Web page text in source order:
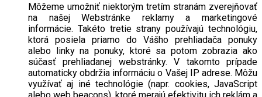
Môžeme umožniť niektorým tretím stranám zverejňovať
na našej Webstránke reklamy a marketingové
informácie. Takéto tretie strany používajú technológiu,
ktorá posiela priamo do Vášho prehliadača ponuky
alebo linky na ponuky, ktoré sa potom zobrazia ako
súčasť prehliadanej webstránky. V takomto prípade
automaticky obdržia informáciu o Vašej IP adrese. Môžu
využívať aj iné technológie (napr. cookies, JavaScript
alebo web beacons), ktoré merajú efektivitu ich reklám a